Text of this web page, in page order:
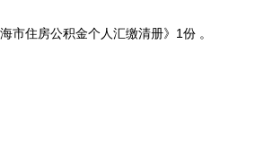
职工可省内跨中心冲还贷
海市住房公积金个人汇缴清册》1份 。